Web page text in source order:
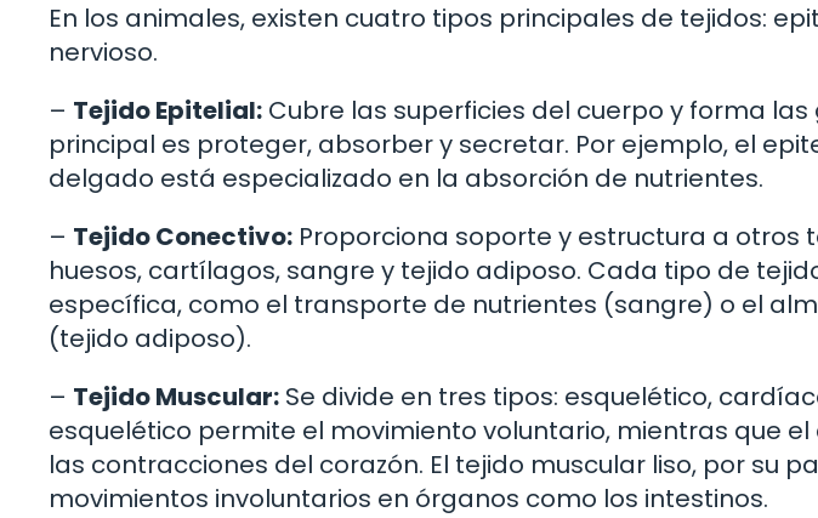
En los animales, existen cuatro tipos principales de tejidos:
nervioso.
– Tejido Epitelial: Cubre las superficies del cuerpo y forma las
principal es proteger, absorber y secretar. Por ejemplo, el
delgado está especializado en la absorción de nutrientes.
– Tejido Conectivo: Proporciona soporte y estructura a otros
huesos, cartílagos, sangre y tejido adiposo. Cada tipo de
específica, como el transporte de nutrientes (sangre) o el
(tejido adiposo).
– Tejido Muscular: Se divide en tres tipos: esquelético,
esquelético permite el movimiento voluntario, mientras que
las contracciones del corazón. El tejido muscular liso, por su
movimientos involuntarios en órganos como los intestinos.